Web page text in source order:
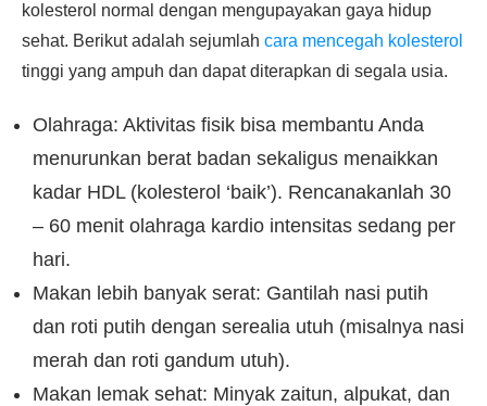
kolesterol normal dengan mengupayakan gaya hidup
sehat. Berikut adalah sejumlah cara mencegah kolesterol
tinggi yang ampuh dan dapat diterapkan di segala usia.
Olahraga: Aktivitas fisik bisa membantu Anda
menurunkan berat badan sekaligus menaikkan
kadar HDL (kolesterol ‘baik’). Rencanakanlah 30
– 60 menit olahraga kardio intensitas sedang per
hari.
Makan lebih banyak serat: Gantilah nasi putih
dan roti putih dengan serealia utuh (misalnya nasi
merah dan roti gandum utuh).
Makan lemak sehat: Minyak zaitun, alpukat, dan